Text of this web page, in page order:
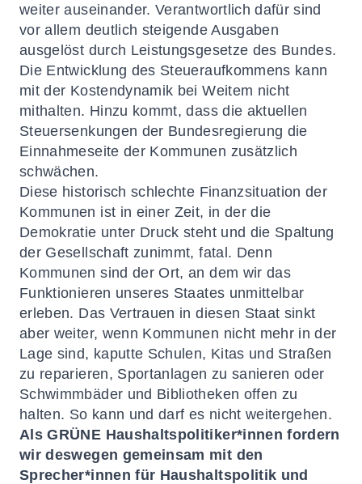
weiter auseinander. Verantwortlich dafür sind
vor allem deutlich steigende Ausgaben
ausgelöst durch Leistungsgesetze des Bundes.
Die Entwicklung des Steueraufkommens kann
mit der Kostendynamik bei Weitem nicht
mithalten. Hinzu kommt, dass die aktuellen
Steuersenkungen der Bundesregierung die
Einnahmeseite der Kommunen zusätzlich
schwächen.
Diese historisch schlechte Finanzsituation der
Kommunen ist in einer Zeit, in der die
Demokratie unter Druck steht und die Spaltung
der Gesellschaft zunimmt, fatal. Denn
Kommunen sind der Ort, an dem wir das
Funktionieren unseres Staates unmittelbar
erleben. Das Vertrauen in diesen Staat sinkt
aber weiter, wenn Kommunen nicht mehr in der
Lage sind, kaputte Schulen, Kitas und Straßen
zu reparieren, Sportanlagen zu sanieren oder
Schwimmbäder und Bibliotheken offen zu
halten. So kann und darf es nicht weitergehen.
Als GRÜNE Haushaltspolitiker*innen fordern
wir deswegen gemeinsam mit den
Sprecher*innen für Haushaltspolitik und